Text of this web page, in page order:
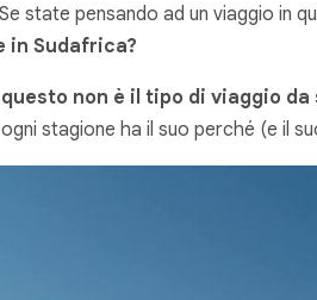
state pensando ad un viaggio in
in Sudafrica?
questo non è il tipo di viaggio
stagione ha il suo perché (e il